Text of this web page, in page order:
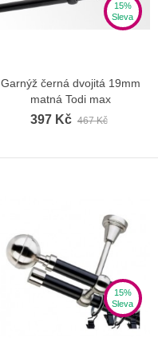
15%
Sleva
Zobrazit více
Garnýž černá dvojitá 19mm
matná Todi max
397 Kč 467 Kč
15%
Sleva